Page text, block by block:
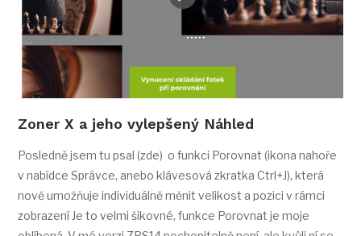
Zoner X a jeho vylepšený Náhled
Posledně jsem tu psal (zde) o funkci Porovnat (ikona nahoře
v nabídce Správce, anebo klávesová zkratka Ctrl+J), která
nově umožňuje individuálně měnit velikost a pozici v rámci
zobrazení Je to velmi šikovné, funkce Porovnat je moje